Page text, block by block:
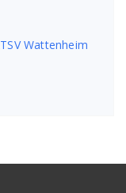
Wattenheim